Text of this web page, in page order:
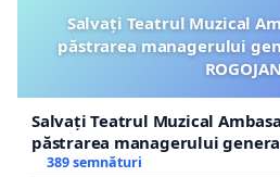
Salvați Teatrul Muzical
păstrarea managerului
ROGOJAN
Salvați Teatrul Muzical
păstrarea managerului
ROGOJAN
389 semnături